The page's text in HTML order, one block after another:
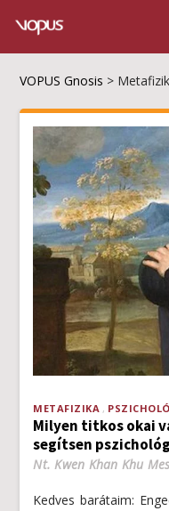
VOPUS Gnosis >
METAFIZIKA
Milyen titkos okai
segítsen
Nt. Kwen Khan Khu
Kedves barátaim: